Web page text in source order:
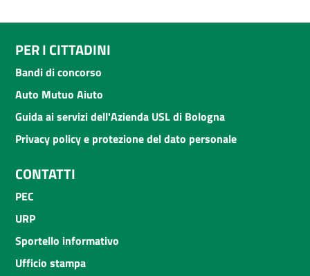
PER I CITTADINI
Bandi di concorso
Auto Mutuo Aiuto
Guida ai servizi dell'Azienda USL di Bologna
Privacy policy e protezione del dato personale
CONTATTI
PEC
URP
Sportello informativo
Ufficio stampa